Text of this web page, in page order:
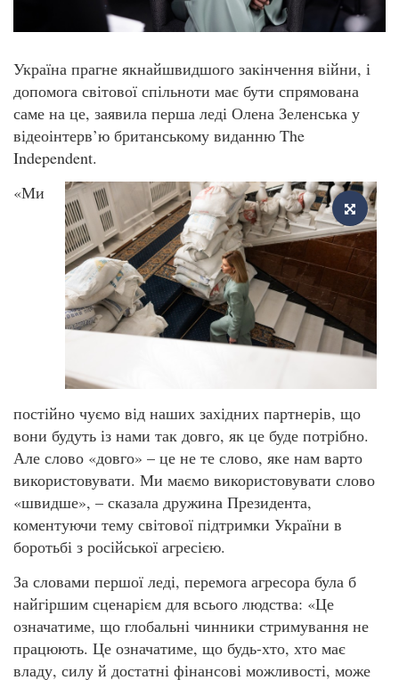
Україна прагне якнайшвидшого закінчення війни, і
допомога світової спільноти має бути спрямована
саме на це, заявила перша леді Олена Зеленська у
відеоінтерв’ю британському виданню The
Independent.
«Ми
постійно чуємо від наших західних партнерів, що
вони будуть із нами так довго, як це буде потрібно.
Але слово «довго» – це не те слово, яке нам варто
використовувати. Ми маємо використовувати слово
«швидше», – сказала дружина Президента,
коментуючи тему світової підтримки України в
боротьбі з російської агресією.
За словами першої леді, перемога агресора була б
найгіршим сценарієм для всього людства: «Це
означатиме, що глобальні чинники стримування не
працюють. Це означатиме, що будь-хто, хто має
владу, силу й достатні фінансові можливості, може